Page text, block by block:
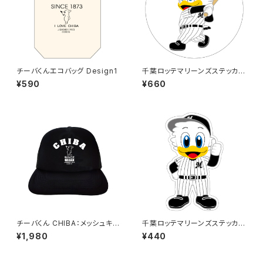
チーバくんエコバッグ Design1
¥590
千葉ロッテマリーンズステッカー
8（大）
¥660
チーバくん CHIBA：メッシュキャ
ップ（ブラック）
¥1,980
千葉ロッテマリーンズステッカー
13
¥440